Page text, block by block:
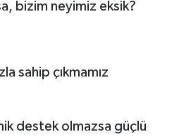
bizim neyimiz eksik?
sahip çıkmamız
destek olmazsa güçlü